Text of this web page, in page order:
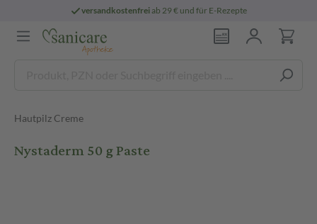
versandkostenfreiab 29 € und für E-Rezepte
Hautpilz Creme
Nystaderm 50 g Paste